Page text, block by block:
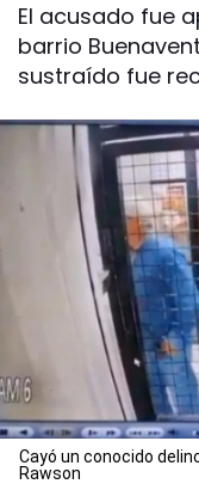
El acusado fue
barrio
sustraído fue
Cayó un conocido
Rawson